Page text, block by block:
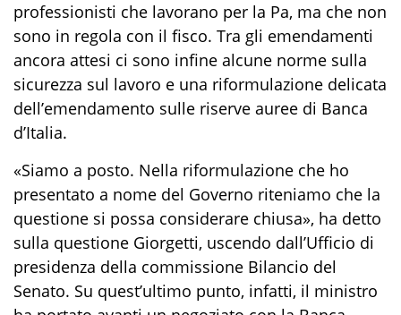
professionisti che lavorano per la Pa, ma che non
sono in regola con il fisco. Tra gli emendamenti
ancora attesi ci sono infine alcune norme sulla
sicurezza sul lavoro e una riformulazione delicata
dell’emendamento sulle riserve auree di Banca
d’Italia.
«Siamo a posto. Nella riformulazione che ho
presentato a nome del Governo riteniamo che la
questione si possa considerare chiusa», ha detto
sulla questione Giorgetti, uscendo dall’Ufficio di
presidenza della commissione Bilancio del
Senato. Su quest’ultimo punto, infatti, il ministro